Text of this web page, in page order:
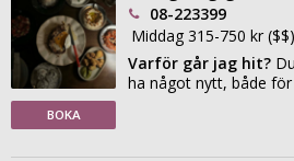
BOKA
08-223399
Middag 315-750 kr ($$)
Varför går jag hit?
ha något nytt, både